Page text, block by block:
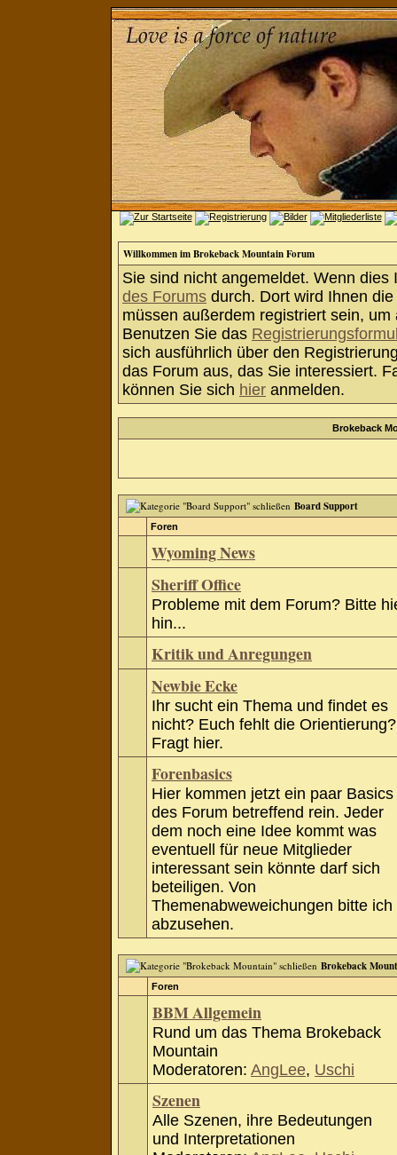
Willkommen im Brokeback Mountain Forum
Sie sind nicht angemeldet. Wenn
des Forums durch. Dort wird Ihnen
müssen außerdem registriert sein,
Benutzen Sie das
sich ausführlich über den
das Forum aus, das Sie interessiert.
können Sie sich hier anmelden.
Brokeback
Board Support
Foren
Wyoming News
Sheriff Office
Probleme mit dem Forum? Bitte
hin...
Kritik und Anregungen
Newbie Ecke
Ihr sucht ein Thema und findet es
nicht? Euch fehlt die Orientierung?
Fragt hier.
Forenbasics
Hier kommen jetzt ein paar Basics
des Forum betreffend rein. Jeder
dem noch eine Idee kommt was
eventuell für neue Mitglieder
interessant sein könnte darf sich
beteiligen. Von
Themenabweweichungen bitte ich
abzusehen.
Brokeback
Foren
BBM Allgemein
Rund um das Thema Brokeback
Mountain
Moderatoren: AngLee, Uschi
Szenen
Alle Szenen, ihre Bedeutungen
und Interpretationen